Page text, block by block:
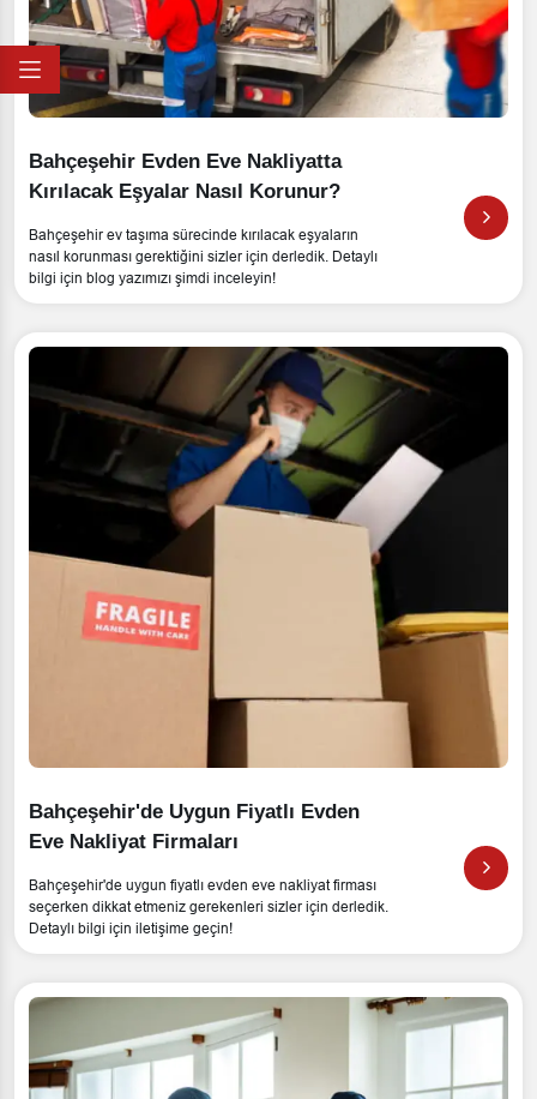
Bahçeşehir Evden Eve Nakliyatta
Kırılacak Eşyalar Nasıl Korunur?
Bahçeşehir ev taşıma sürecinde kırılacak eşyaların
nasıl korunması gerektiğini sizler için derledik. Detaylı
bilgi için blog yazımızı şimdi inceleyin!
Bahçeşehir'de Uygun Fiyatlı Evden
Eve Nakliyat Firmaları
Bahçeşehir'de uygun fiyatlı evden eve nakliyat firması
seçerken dikkat etmeniz gerekenleri sizler için derledik.
Detaylı bilgi için iletişime geçin!